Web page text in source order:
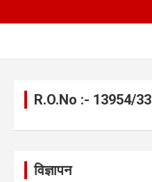
R.O.No :- 13954/33
विज्ञापन